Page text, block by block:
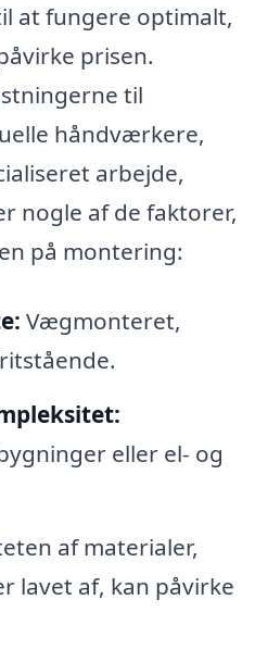
at fungere optimalt,
prisen.
til
håndværkere,
arbejde,
nogle af de faktorer,
på montering:
Vægmonteret,
eller el- og
af materialer,
lavet af, kan påvirke